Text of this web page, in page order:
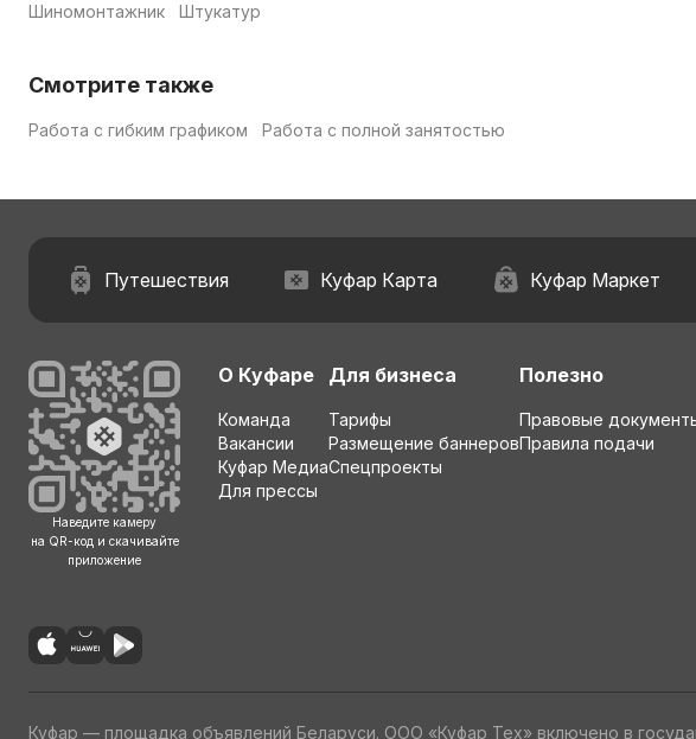
Шиномонтажник
Штукатур
Смотрите также
Работа с гибким графиком Работа с полной занятостью
Путешествия Куфар Карта Куфар Маркет
Наведите камеру
на QR-код и скачивайте
приложение
О Куфаре
Команда
Вакансии
Куфар Медиа
Для прессы
Для бизнеса
Тарифы
Размещение баннеров
Спецпроекты
Полезно
Правовые
Правила подачи
Куфар — площадка объявлений Беларуси. ООО «Куфар Тех» включено в